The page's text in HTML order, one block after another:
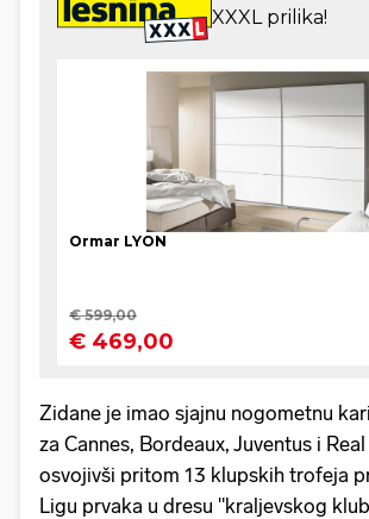
Zidane je imao sjajnu nogometnu
za Cannes, Bordeaux, Juventus i
osvojivši pritom 13 klupskih trofeja
Ligu prvaka u dresu "kraljevskog